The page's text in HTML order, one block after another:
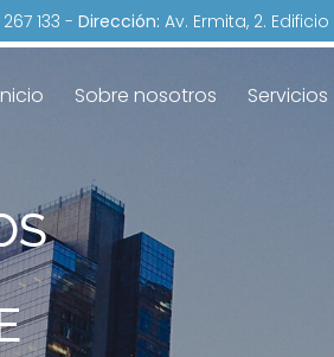
267 133 - Dirección: Av. Ermita, 2.
Sobre nosotros Servicios